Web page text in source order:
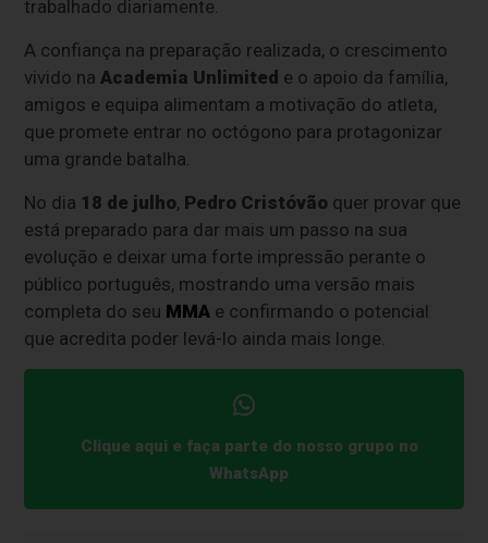
trabalhado diariamente.
A confiança na preparação realizada, o crescimento
vivido naAcademia Unlimited e o apoio da família,
amigos e equipa alimentam a motivação do atleta,
que promete entrar no octógono para protagonizar
uma grande batalha.
No dia 18 de julho, Pedro Cristóvão quer provar que
está preparado para dar mais um passo na sua
evolução e deixar uma forte impressão perante o
público português, mostrando uma versão mais
completa do seu MMA e confirmando o potencial
que acredita poder levá-lo ainda mais longe.
Clique aqui e faça parte do nosso grupo no
WhatsApp